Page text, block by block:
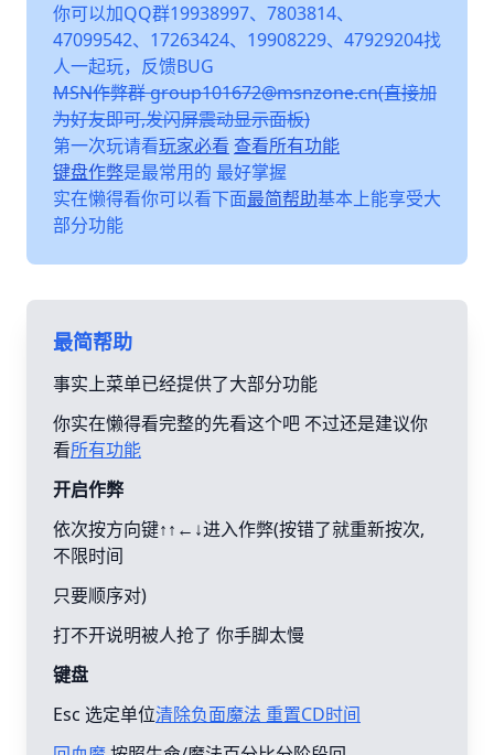
你可以加QQ群19938997、7803814、
47099542、17263424、19908229、47929204找
人一起玩，反馈BUG
MSN作弊群 group101672@msnzone.cn(直接加
为好友即可,发闪屏震动显示面板)
第一次玩请看玩家必看 查看所有功能
键盘作弊是最常用的 最好掌握
实在懒得看你可以看下面最简帮助基本上能享受大
部分功能
最简帮助
事实上菜单已经提供了大部分功能
你实在懒得看完整的先看这个吧 不过还是建议你
看所有功能
开启作弊
依次按方向键↑↑←↓进入作弊(按错了就重新按次,
不限时间
只要顺序对)
打不开说明被人抢了 你手脚太慢
键盘
Esc 选定单位清除负面魔法 重置CD时间